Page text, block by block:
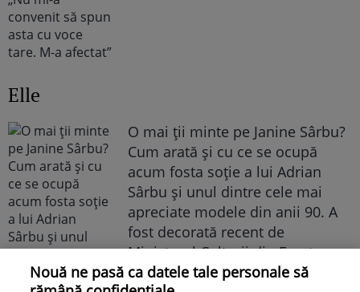
Elle
O mai ții minte pe Janine Sârbu?
Cum arată și cu ce se ocupă
acum fosta soție a lui Adrian
Sârbu și unul dintre cele mai
apreciate modele din anii 90. A
fost decorată recent de
Ministerul Culturii din Franța.
Foto
Nouă ne pasă ca datele tale personale să